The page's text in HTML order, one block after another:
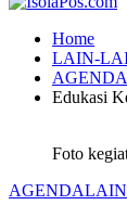
Home
LAIN-
AGENDA
Edukasi
Foto
AGENDA